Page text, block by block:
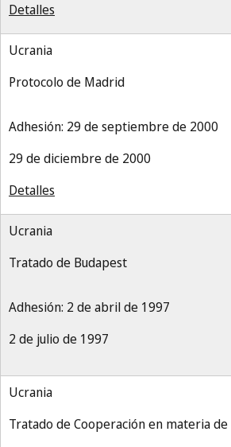
Detalles
Ucrania
Protocolo de Madrid
Adhesión: 29 de septiembre de 2000
29 de diciembre de 2000
Detalles
Ucrania
Tratado de Budapest
Adhesión: 2 de abril de 1997
2 de julio de 1997
Ucrania
Tratado de Cooperación en materia de